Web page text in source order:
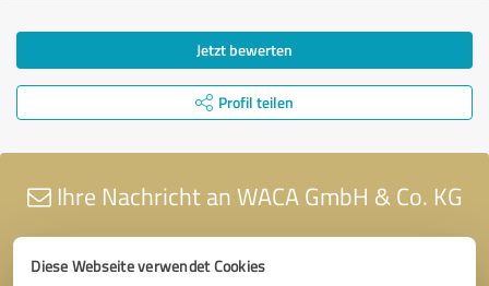
Diese Webseite verwendet Cookies
Jetzt bewerten
Profil teilen
Ihre Nachricht an WACA GmbH & Co. KG